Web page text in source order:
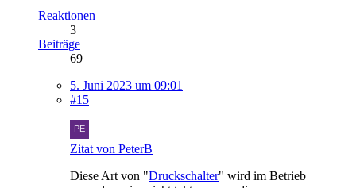
Reaktionen
3
Beiträge
69
5. Juni 2023 um 09:01
#15
Zitat von PeterB
Diese Art von "Druckschalter" wird im Betrieb